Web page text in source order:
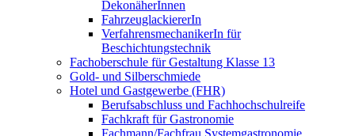
DekonäherInnen
FahrzeuglackiererIn
VerfahrensmechanikerIn für
Beschichtungstechnik
Fachoberschule für Gestaltung Klasse 13
Gold- und Silberschmiede
Hotel und Gastgewerbe (FHR)
Berufsabschluss und Fachhochschulreife
Fachkraft für Gastronomie
Fachmann/Fachfrau Systemgastronomie